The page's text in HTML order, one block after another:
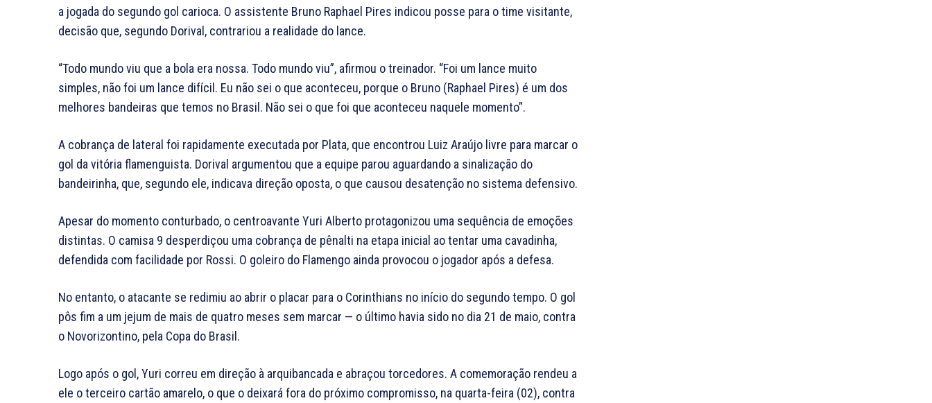
a jogada do segundo gol carioca. O assistente Bruno Raphael Pires indicou posse para o time visitante,
decisão que, segundo Dorival, contrariou a realidade do lance.
“Todo mundo viu que a bola era nossa. Todo mundo viu”, afirmou o treinador. “Foi um lance muito
simples, não foi um lance difícil. Eu não sei o que aconteceu, porque o Bruno (Raphael Pires) é um dos
melhores bandeiras que temos no Brasil. Não sei o que foi que aconteceu naquele momento”.
A cobrança de lateral foi rapidamente executada por Plata, que encontrou Luiz Araújo livre para marcar o
gol da vitória flamenguista. Dorival argumentou que a equipe parou aguardando a sinalização do
bandeirinha, que, segundo ele, indicava direção oposta, o que causou desatenção no sistema defensivo.
Apesar do momento conturbado, o centroavante Yuri Alberto protagonizou uma sequência de emoções
distintas. O camisa 9 desperdiçou uma cobrança de pênalti na etapa inicial ao tentar uma cavadinha,
defendida com facilidade por Rossi. O goleiro do Flamengo ainda provocou o jogador após a defesa.
No entanto, o atacante se redimiu ao abrir o placar para o Corinthians no início do segundo tempo. O gol
pôs fim a um jejum de mais de quatro meses sem marcar — o último havia sido no dia 21 de maio, contra
o Novorizontino, pela Copa do Brasil.
Logo após o gol, Yuri correu em direção à arquibancada e abraçou torcedores. A comemoração rendeu a
ele o terceiro cartão amarelo, o que o deixará fora do próximo compromisso, na quarta-feira (02), contra